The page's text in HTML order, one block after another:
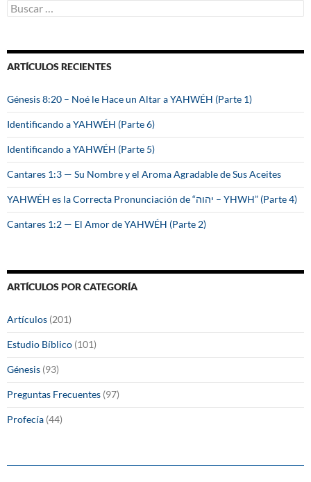
B
u
a
r
ARTÍCULOS RECIENTES
Génesis 8:20 – Noé le Hace un Altar a YAHWÉH (Parte 1)
Identificando a YAHWÉH (Parte 6)
Identificando a YAHWÉH (Parte 5)
Cantares 1:3 — Su Nombre y el Aroma Agradable de Sus Aceites
YAHWÉH es la Correcta Pronunciación de “יהוה – YHWH” (Parte 4)
Cantares 1:2 — El Amor de YAHWÉH (Parte 2)
ARTÍCULOS POR CATEGORÍA
Artículos (201)
Estudio Bíblico (101)
Génesis (93)
Preguntas Frecuentes (97)
Profecía (44)